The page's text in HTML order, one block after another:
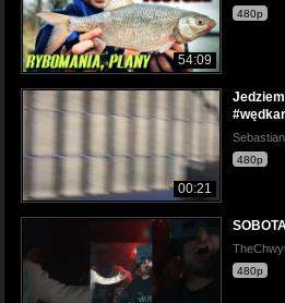
54:09
480p
00:21
480p
480p